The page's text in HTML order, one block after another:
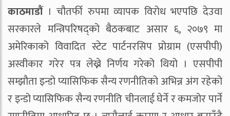
काठमाडौं। चौतर्फी रुपमा व्यापक विरोध भएपछि देउवा
सरकारले मन्त्रिपरिषद्को बैठकबाट असार ६, २०७९ मा
अमेरिकाको विवादित स्टेट पार्टनरसिप प्रोग्राम (एसपीपी)
अस्वीकार गरेर पत्र लेख्ने निर्णय गरेको थियो । एसपीपी
सम्झौता इन्डो प्यासिफिक सैन्य रणनीतिको अभिन्न अंग रहेको
र इन्डो प्यासिफिक सैन्य रणनीति चीनलाई घेर्ने र कमजोर पार्ने